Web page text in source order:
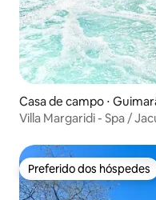
Casa de campo ⋅
Villa Margaridi - Spa /
Preferido dos hóspedes
Preferido dos hóspedes